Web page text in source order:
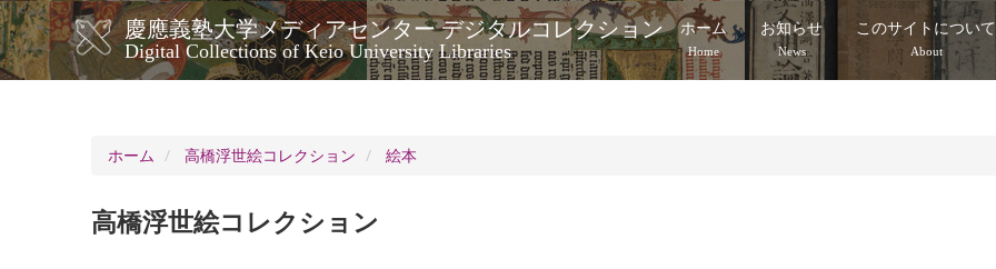
メ
イ
ン
コ
慶應義塾大学メディアセンター デジタルコレクション
Digital Collections of Keio University Libraries
メ
イ
ビ
ー
シ
ホーム
Home
お知らせ
News
このサイトについて
About
ホーム
高橋浮世絵コレクション 絵本
高橋浮世絵コレクション